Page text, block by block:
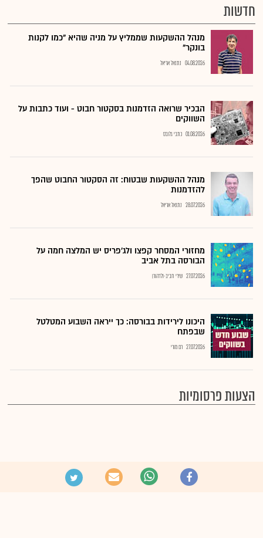
חדשות
מנהל ההשקעות שממליץ על מניה שהיא "כמו לקנות
בונקר"
04.08.2026 נתנאל אריאל
הבכיר שרואה הזדמנות בסקטור חבוט - ועוד כתבות על
השווקים
01.08.2026 כתבי גלובס
מנהל ההשקעות שבטוח: זה הסקטור החבוט שהפך
להזדמנות
28.07.2026 נתנאל אריאל
מחזורי המסחר קפצו ולג'פריס יש המלצה חמה על
הבורסה בתל אביב
27.07.2026 שירי חביב-ולדהורן
היכונו לירידות בבורסה: כך ייראה השבוע המטלטל
שבפתח
27.07.2026 רם מורי
הצעות פרסומיות